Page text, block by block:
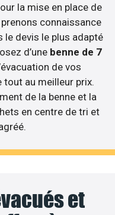
la mise en place de
prenons connaissance
le devis le plus adapté
d’une benne de 7
de vos
au meilleur prix.
de la benne et la
en centre de tri et
et